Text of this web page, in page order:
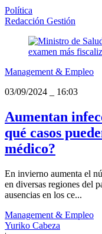
Política
Redacción Gestión
Management & Empleo
03/09/2024
16:03
Aumentan
qué casos
médico?
En invierno aumenta el
en diversas regiones del
ausencias en los ce...
Management & Empleo
Yuriko Cabeza